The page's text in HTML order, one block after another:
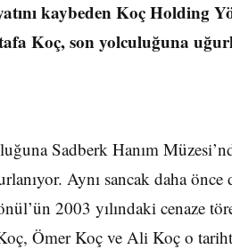
kaybeden Koç Holding
Koç, son yolculuğuna
Sadberk Hanım
Aynı sancak daha önce
2003 yılındaki cenaze
Ömer Koç ve Ali Koç o